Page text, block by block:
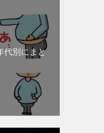
代別にまと